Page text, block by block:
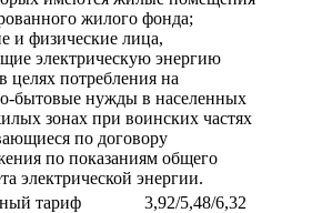
жилого фонда;
и физические лица,
электрическую энергию
целях потребления на
бытовые нужды в населенных
зонах при воинских частях
по договору
по показаниям общего
электрической энергии.
тариф 3,92/5,48/6,32